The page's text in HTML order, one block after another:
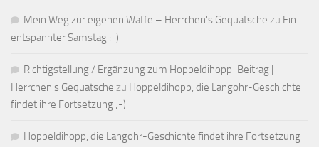
Mein Weg zur eigenen Waffe – Herrchen's Gequatsche zu Ein
entspannter Samstag :-)
Richtigstellung / Ergänzung zum Hoppeldihopp-Beitrag |
Herrchen's Gequatsche zu Hoppeldihopp, die Langohr-Geschichte
findet ihre Fortsetzung ;-)
Hoppeldihopp, die Langohr-Geschichte findet ihre Fortsetzung